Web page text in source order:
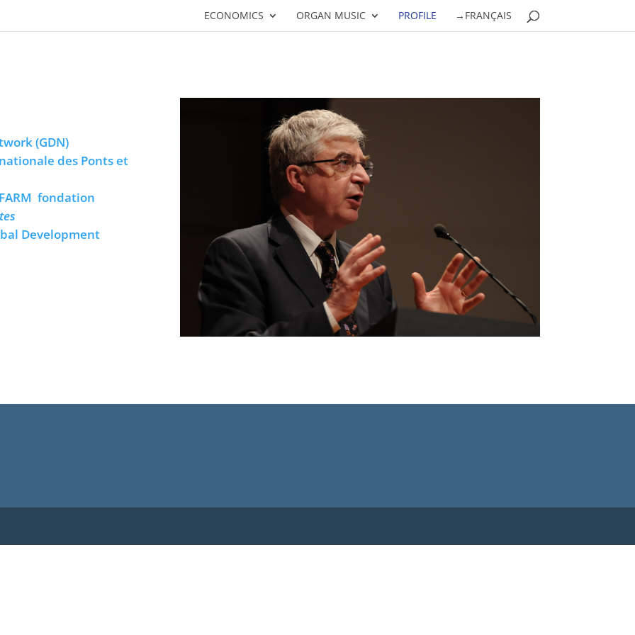
ECONOMICS ORGAN MUSIC PROFILE →FRANÇAIS
(GDN)
des Ponts et
FARM fondation
Development